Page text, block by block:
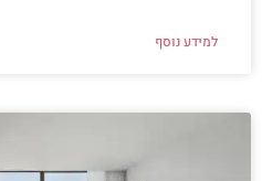
למידע נוסף